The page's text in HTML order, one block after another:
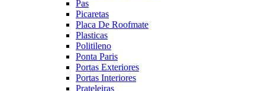
Pas
Picaretas
Placa De Roofmate
Plasticas
Politileno
Ponta Paris
Portas Exteriores
Portas Interiores
Prateleiras